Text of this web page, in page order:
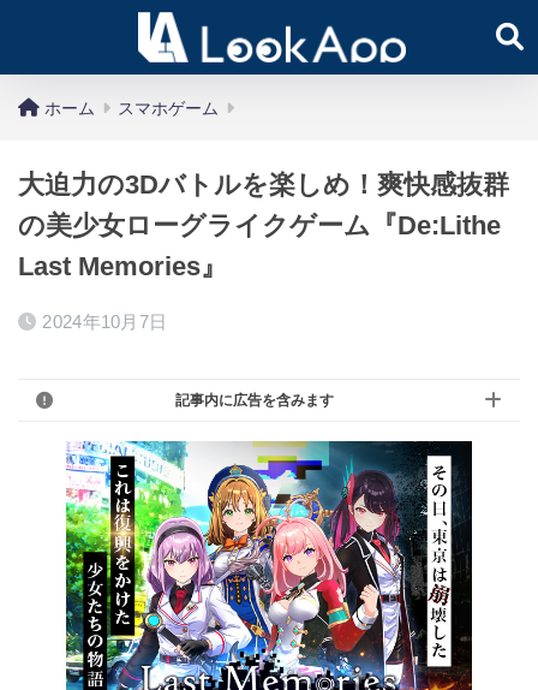
ホーム スマホゲーム
大迫力の3Dバトルを楽しめ！爽快感抜群
の美少女ローグライクゲーム『De:Lithe
Last Memories』
2024年10月7日
記事内に広告を含みます